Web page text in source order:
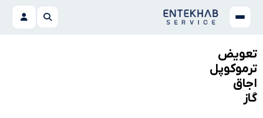
تعویض
ترموکوپل
اجاق
گاز